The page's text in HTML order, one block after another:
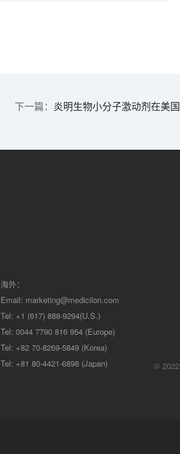
炎明生物小分子激动剂在美国获批临床
海外：
Email: marketing@medicilon.com
Tel: +1 (617) 888-9294(U.S.)
Tel: 0044 7790 816 954 (Europe)
Tel: +82 70-8269-5849 (Korea)
Tel: +81 80-4421-6898 (Japan)
© 2022